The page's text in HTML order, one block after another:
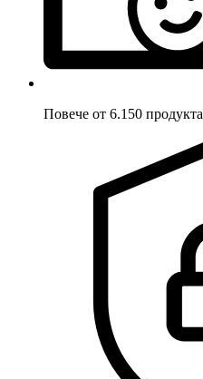
Повече от 6.150 продукта